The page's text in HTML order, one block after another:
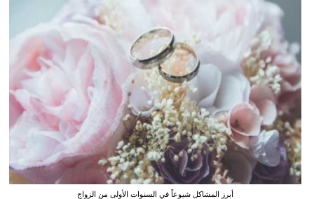
أبرز المشاكل شيوعاً في السنوات الأولى من الزواج